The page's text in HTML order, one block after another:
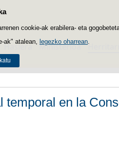
cookie-ak erabilera- eta
ak" atalean, legezko oharrean
salto egin
Hasiera Ministerioa
en la